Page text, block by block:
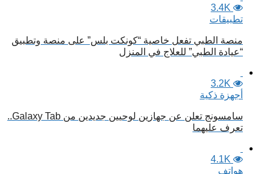
3.4K
تطبيقات
منصة الطبي تفعل خاصية “كونكت بلس” على منصة وتطبيق
“عيادة الطبي” للعلاج في المنزل
3.2K
أجهزة ذكية
سامسونج تعلن عن جهازين لوحيين جديدين من Galaxy Tab..
تعرف عليهما
4.1K
هواتف